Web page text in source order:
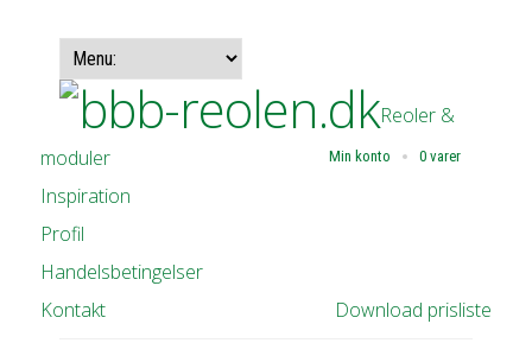
Min konto 0 varer
Reoler &
moduler
Inspiration
Profil
Handelsbetingelser
Download prisliste
Kontakt